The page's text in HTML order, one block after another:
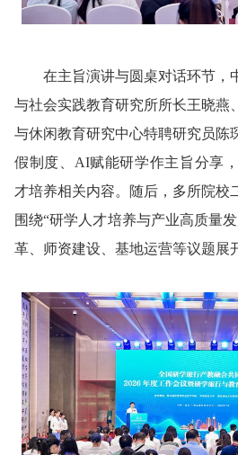
在主旨演讲与圆桌对话环节，
与社会实践教育研究所所长王晓燕
与休闲教育研究中心特聘研究员陈
假制度、AI赋能研学作主旨分享
才培养相关内容。随后，多所院校
围绕“研学人才培养与产业高质量
革、师资建设、基地运营等议题展